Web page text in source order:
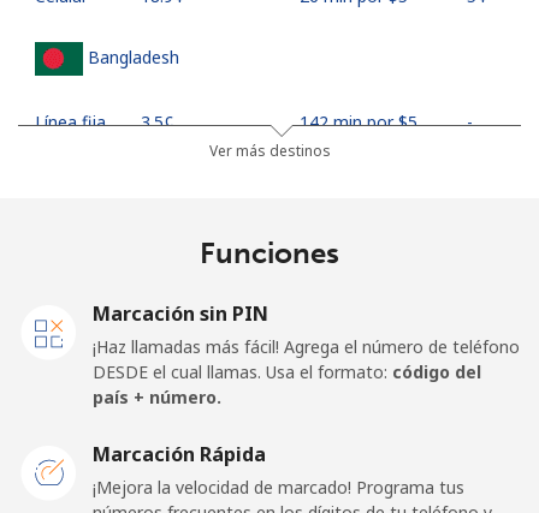
Bangladesh
Línea fija ⁦3.5¢⁩ 142 min por ⁦$5⁩ -
Línea fija ⁦28.5¢⁩
⁦32.5¢⁩ 15 min por ⁦$5⁩ -
Línea fija ⁦55.5¢⁩ 9 min por ⁦$5⁩
Ver más destinos
Funciones
Marcación sin PIN
¡Haz llamadas más fácil! Agrega el número de teléfono
DESDE el cual llamas. Usa el formato: código del
país + número.
Marcación Rápida
¡Mejora la velocidad de marcado! Programa tus